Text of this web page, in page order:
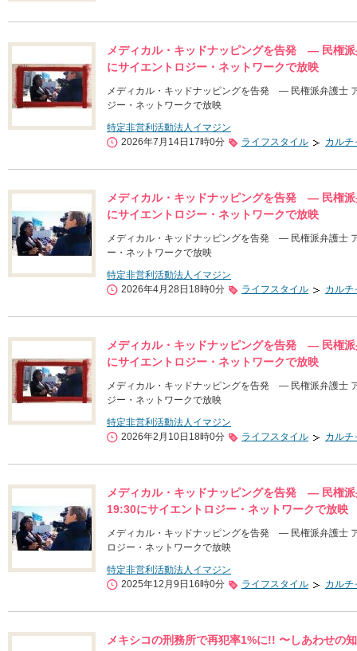
メディカル・キッドナッピングを告発 ― 民権
にサイエントロジー・ネットワークで放映
メディカル・キッドナッピングを告発 ― 民権派弁護士
ジー・ネットワークで放映
特定非営利活動法人イマジン
2026年7月14日17時0分
ライフスタイル カルチ
メディカル・キッドナッピングを告発 ― 民権
にサイエントロジー・ネットワークで放映
メディカル・キッドナッピングを告発 ― 民権派弁護士
ー・ネットワークで放映
特定非営利活動法人イマジン
2026年4月28日18時0分
ライフスタイル カルチ
メディカル・キッドナッピングを告発 ― 民権
にサイエントロジー・ネットワークで放映
メディカル・キッドナッピングを告発 ― 民権派弁護士
ジー・ネットワークで放映
特定非営利活動法人イマジン
2026年2月10日18時0分
ライフスタイル カルチ
メディカル・キッドナッピングを告発 ― 民権
19:30にサイエントロジー・ネットワークで放映
メディカル・キッドナッピングを告発 ― 民権派弁護士
ロジー・ネットワークで放映
特定非営利活動法人イマジン
2025年12月9日16時0分
ライフスタイル カルチ
メキシコの刑務所で再犯率1%に!! 〜しあわせの